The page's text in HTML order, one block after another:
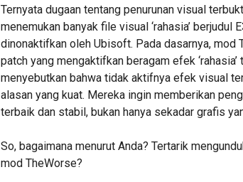
Ternyata dugaan tentang penurunan visual
menemukan banyak file visual ‘rahasia’ berjudul
dinonaktifkan oleh Ubisoft. Pada dasarnya, mod
patch yang mengaktifkan beragam efek
menyebutkan bahwa tidak aktifnya efek visual
alasan yang kuat. Mereka ingin memberikan
terbaik dan stabil, bukan hanya sekadar grafis
So, bagaimana menurut Anda? Tertarik
mod TheWorse?